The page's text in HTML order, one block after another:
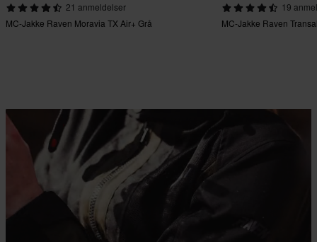
21 anmeldelser
MC-Jakke Raven Moravia TX Air+ Grå
19
MC-Jakke Raven